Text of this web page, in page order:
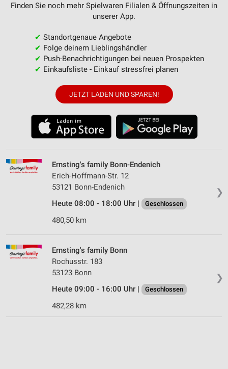
Finden Sie noch mehr Spielwaren Filialen & Öffnungszeiten in
unserer App.
✔ Standortgenaue Angebote
✔ Folge deinem Lieblingshändler
✔ Push-Benachrichtigungen bei neuen Prospekten
✔ Einkaufsliste - Einkauf stressfrei planen
JETZT LADEN UND SPAREN!
❯
Ernsting's family Bonn-Endenich
Erich-Hoffmann-Str. 12
53121 Bonn-Endenich
Heute 08:00 - 18:00 Uhr |
Geschlossen
480,50 km
❯
Ernsting's family Bonn
Rochusstr. 183
53123 Bonn
Heute 09:00 - 16:00 Uhr |
Geschlossen
482,28 km